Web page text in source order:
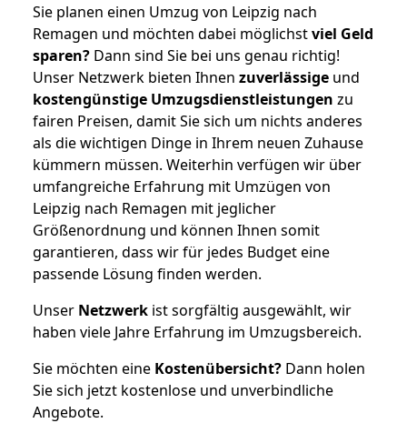
Sie planen einen Umzug von Leipzig nach
Remagen und möchten dabei möglichstviel Geld
sparen? Dann sind Sie bei uns genau richtig!
Unser Netzwerk bieten Ihnen zuverlässige und
kostengünstige Umzugsdienstleistungen zu
fairen Preisen, damit Sie sich um nichts anderes
als die wichtigen Dinge in Ihrem neuen Zuhause
kümmern müssen. Weiterhin verfügen wir über
umfangreiche Erfahrung mit Umzügen von
Leipzig nach Remagen mit jeglicher
Größenordnung und können Ihnen somit
garantieren, dass wir für jedes Budget eine
passende Lösung finden werden.
Unser Netzwerk ist sorgfältig ausgewählt, wir
haben viele Jahre Erfahrung im Umzugsbereich.
Sie möchten eine Kostenübersicht? Dann holen
Sie sich jetzt kostenlose und unverbindliche
Angebote.